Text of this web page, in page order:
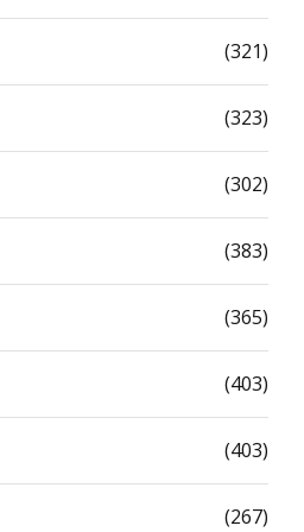
(321)
(323)
(302)
(383)
(365)
(403)
(403)
(267)